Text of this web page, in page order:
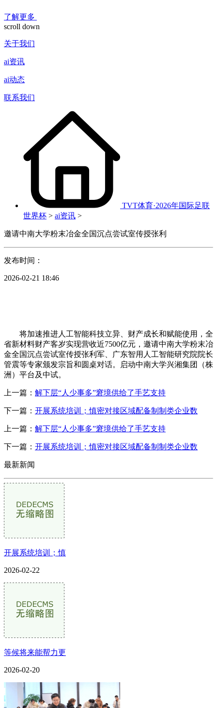
了解更多
scroll down
关于我们
ai资讯
ai动态
联系我们
TVT体育·2026年国际足联
世界杯 > ai资讯 >
邀请中南大学粉末冶金全国沉点尝试室传授张利
发布时间：
2026-02-21 18:46
将加速推进人工智能科技立异、财产成长和赋能使用，全
省新材料财产客岁实现营收近7500亿元，邀请中南大学粉末冶
金全国沉点尝试室传授张利军、广东智用人工智能研究院院长
管震等专家颁发宗旨和圆桌对话。启动中南大学兴湘集团（株
洲）平台及中试。
上一篇： 解下层“人少事多”窘境供给了手艺支持
下一篇： 开展系统培训；慎密对接区域配备制制类企业数
上一篇： 解下层“人少事多”窘境供给了手艺支持
下一篇： 开展系统培训；慎密对接区域配备制制类企业数
最新新闻
开展系统培训；慎
2026-02-22
等候将来能帮力更
2026-02-20